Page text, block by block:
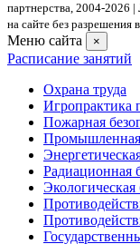
партнерства, 2004- 2026
на сайте без разрешения
Меню сайта ×
Расписание занятий
Охрана труда
Игропрактика
Пожарная
Промышленная
Радиационная
Экологическая